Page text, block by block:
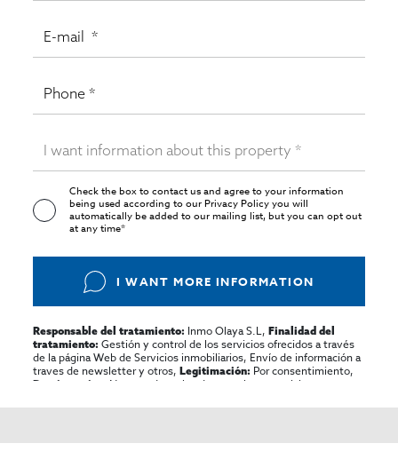
Check the box to contact us and agree to your information
being used according to ourPrivacy Policyyou will
automatically be added to our mailing list, but you can opt out
at any time*
I WANT MORE INFORMATION
Responsable del tratamiento: Inmo Olaya S.L,Finalidad del
tratamiento: Gestión y control de los servicios ofrecidos a través
de la página Web de Servicios inmobiliarios, Envío de información a
traves de newsletter y otros,Legitimación: Por consentimiento,
Destinatarios:
No se cederan los datos, salvo para elaborar
rectificar y suprimir los datos, solicitar la portabilidad de los